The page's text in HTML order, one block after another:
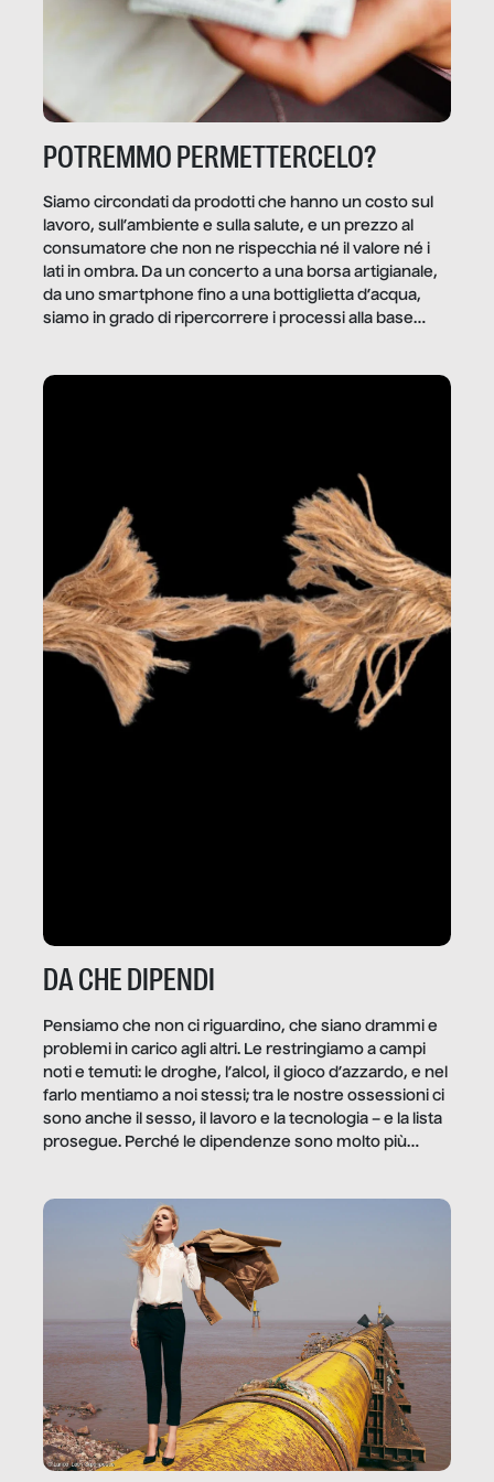
POTREMMO PERMETTERCELO?
Siamo circondati da prodotti che hanno un costo sul
lavoro, sull’ambiente e sulla salute, e un prezzo al
consumatore che non ne rispecchia né il valore né i
lati in ombra. Da un concerto a una borsa artigianale,
da uno smartphone fino a una bottiglietta d’acqua,
siamo in grado di ripercorrere i processi alla base
dietro gli oggetti e i servizi che fanno la nostra vita
DA CHE DIPENDI
Pensiamo che non ci riguardino, che siano drammi e
problemi in carico agli altri. Le restringiamo a campi
noti e temuti: le droghe, l’alcol, il gioco d’azzardo, e nel
farlo mentiamo a noi stessi; tra le nostre ossessioni ci
sono anche il sesso, il lavoro e la tecnologia – e la lista
prosegue. Perché le dipendenze sono molto più
trae un guadagno. In questo reportage vediamo
quale e come.